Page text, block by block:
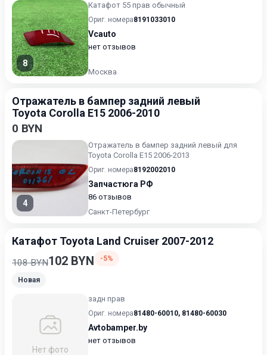
8
Катафот 55 прав обычный
Ориг. номера8191033010
Vcauto
нет отзывов
Москва
Отражатель в бампер задний левый
Toyota Corolla E15 2006-2010
0 BYN
4
Отражатель в бампер задний левый для
Toyota Corolla E15 2006-2013
Ориг. номера8192002010
Запчастюга РФ
86 отзывов
Санкт-Петербург
Катафот Toyota Land Cruiser 2007-2012
108 BYN102 BYN -5%
Новая
Нет фото
задн прав
Ориг. номера81480-60010, 81480-60030
Avtobamper.by
нет отзывов